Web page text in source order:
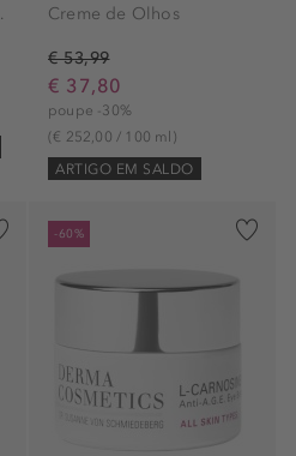
Creme de Olhos
€ 53,99
€ 37,80
poupe -30%
(€ 252,00 / 100 ml)
ARTIGO EM SALDO
-60%